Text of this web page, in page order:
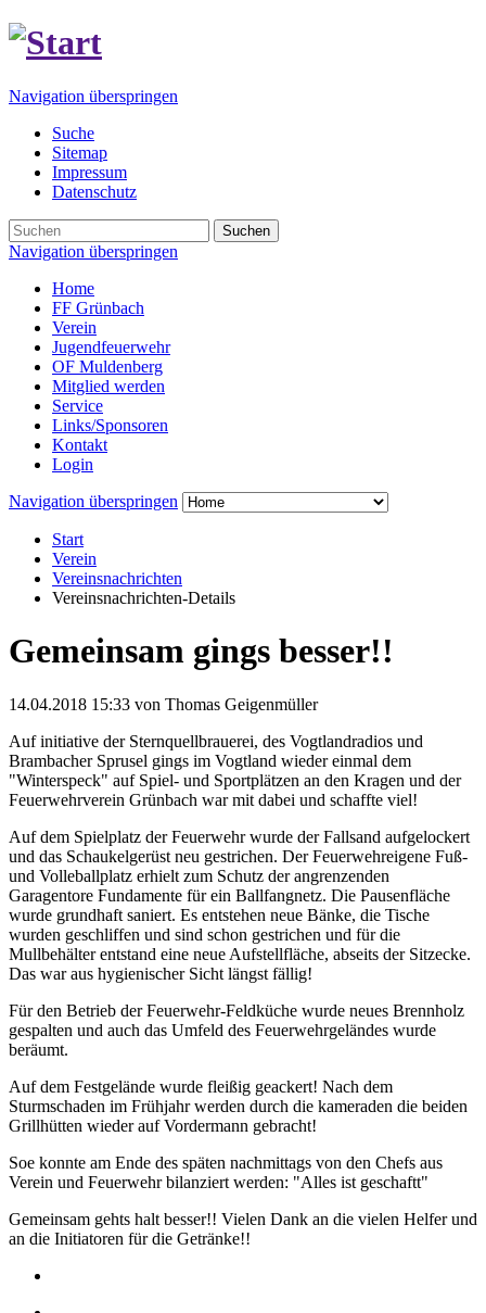
Navigation überspringen
Suche
Sitemap
Impressum
Datenschutz
Suchen
Navigation überspringen
Home
FF Grünbach
Verein
Jugendfeuerwehr
OF Muldenberg
Mitglied werden
Service
Links/Sponsoren
Kontakt
Login
Navigation überspringen
Start
Verein
Vereinsnachrichten
Vereinsnachrichten-Details
Gemeinsam gings besser!!
14.04.2018 15:33 von Thomas Geigenmüller
Auf initiative der Sternquellbrauerei, des Vogtlandradios und
Brambacher Sprusel gings im Vogtland wieder einmal dem
"Winterspeck" auf Spiel- und Sportplätzen an den Kragen und der
Feuerwehrverein Grünbach war mit dabei und schaffte viel!
Auf dem Spielplatz der Feuerwehr wurde der Fallsand aufgelockert
und das Schaukelgerüst neu gestrichen. Der Feuerwehreigene Fuß-
und Volleballplatz erhielt zum Schutz der angrenzenden
Garagentore Fundamente für ein Ballfangnetz. Die Pausenfläche
wurde grundhaft saniert. Es entstehen neue Bänke, die Tische
wurden geschliffen und sind schon gestrichen und für die
Mullbehälter entstand eine neue Aufstellfläche, abseits der Sitzecke.
Das war aus hygienischer Sicht längst fällig!
Für den Betrieb der Feuerwehr-Feldküche wurde neues Brennholz
gespalten und auch das Umfeld des Feuerwehrgeländes wurde
beräumt.
Auf dem Festgelände wurde fleißig geackert! Nach dem
Sturmschaden im Frühjahr werden durch die kameraden die beiden
Grillhütten wieder auf Vordermann gebracht!
Soe konnte am Ende des späten nachmittags von den Chefs aus
Verein und Feuerwehr bilanziert werden: "Alles ist geschaftt"
Gemeinsam gehts halt besser!! Vielen Dank an die vielen Helfer und
an die Initiatoren für die Getränke!!